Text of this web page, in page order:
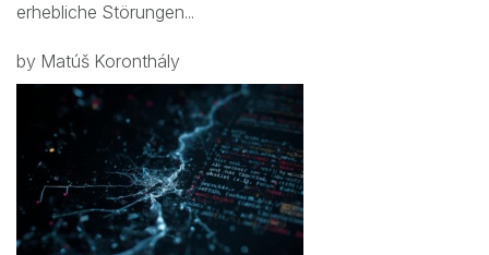
erhebliche Störungen...
by Matúš Koronthály